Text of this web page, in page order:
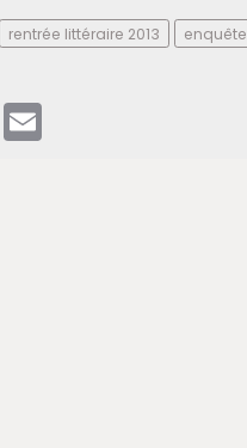
rentrée littéraire 2013 enquête
X